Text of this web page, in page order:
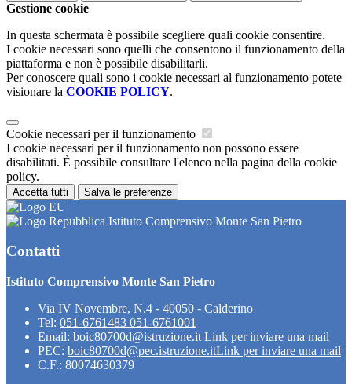
Gestione cookie
In questa schermata è possibile scegliere quali cookie consentire.
I cookie necessari sono quelli che consentono il funzionamento della
piattaforma e non è possibile disabilitarli.
Per conoscere quali sono i cookie necessari al funzionamento potete
visionare la COOKIE POLICY.
Cookie necessari per il funzionamento
I cookie necessari per il funzionamento non possono essere
disabilitati. È possibile consultare l'elenco nella pagina della cookie
policy.
Accetta tutti Salva le preferenze
Istituto Comprensivo Monte San Pietro
Contatti
Istituto Comprensivo Monte San Pietro
Via IV Novembre, N.4 - 40050 - Calderino
Tel: 051-6761483 051-6761001
Email: boic80700d@istruzione.it Link per inviare una mail
PEC: boic80700d@pec.istruzione.itLink per inviare una mail
C.F.: 80074630379